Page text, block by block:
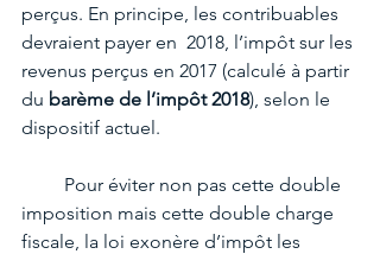
perçus. En principe, les contribuables
devraient payer en  2018, l’impôt sur les
revenus perçus en 2017 (calculé à partir
du barème de l’impôt 2018), selon le
dispositif actuel.
imposition mais cette double charge
fiscale, la loi exonère d’impôt les